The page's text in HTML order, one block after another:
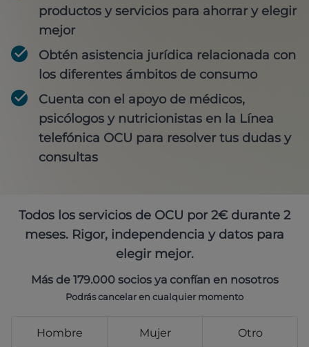
productos y servicios para ahorrar y elegir
mejor
Obtén asistencia jurídica relacionada con
los diferentes ámbitos de consumo
Cuenta con el apoyo de médicos,
psicólogos y nutricionistas en la Línea
telefónica OCU para resolver tus dudas y
consultas
Todos los servicios de OCU por 2€ durante 2
meses. Rigor, independencia y datos para
elegir mejor.
Más de 179.000 socios ya confían en nosotros
Podrás cancelar en cualquier momento
Hombre Mujer Otro